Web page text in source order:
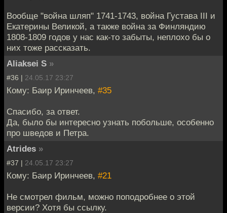
Вообще "война шляп" 1741-1743, война Густава III и
Екатерины Великой, а также война за Финляндию
1808-1809 годов у нас как-то забыты, неплохо бы о
них тоже рассказать.
Aliaksei S »
#36 | 24.05.17 23:27
Кому: Баир Иринчеев, #35
Спасибо, за ответ.
Да, было бы интересно узнать побольше, особенно
про шведов и Петра.
Atrides »
#37 | 24.05.17 23:27
Кому: Баир Иринчеев, #21
Не смотрел фильм, можно поподробнее о этой
версии? Хотя бы ссылку.